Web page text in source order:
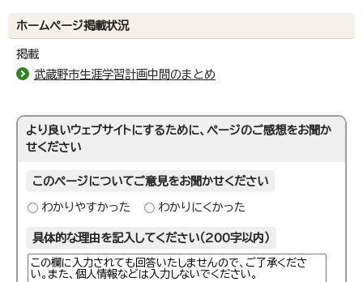
ホームページ掲載状況
掲載
武蔵野市生涯学習計画中間のまとめ
より良いウェブサイトにするために、ページのご感想をお聞か
せください
このページについてご意見をお聞かせください
わかりやすかった わかりにくかった
具体的な理由を記入してください（200字以内）